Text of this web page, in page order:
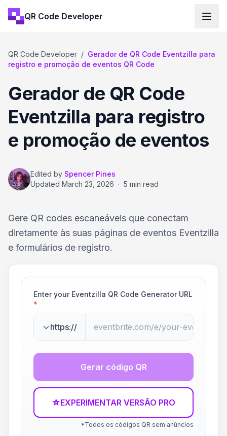
QR Code Developer
QR Code Developer / Gerador de QR Code Eventzilla para
registro e promoção de eventos QR Code
Gerador de QR Code
Eventzilla para registro
e promoção de eventos
Edited by Spencer Pines
Updated March 23, 2026 · 5 min read
Gere QR codes escaneáveis que conectam
diretamente às suas páginas de eventos Eventzilla
e formulários de registro.
Enter your Eventzilla QR Code Generator URL
*
https://
Gerar código QR
☆EXPERIMENTAR VERSÃO PRO
*Todos os códigos QR sem anúncios